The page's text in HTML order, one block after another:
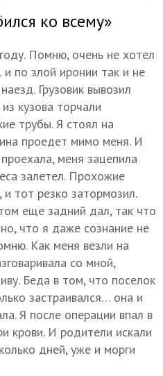
ко всему»
Помню, очень не хотел
по злой иронии так и не
Грузовик вывозил
кузова торчали
трубы. Я стоял на
проедет мимо меня. И
меня зацепила
залетел. Прохожие
тот резко затормозил.
еще задний дал, так что
что я даже сознание не
Как меня везли на
со мной,
Беда в том, что поселок
застраивался… она и
Я после операции впал в
крови. И родители искали
дней, уже и морги